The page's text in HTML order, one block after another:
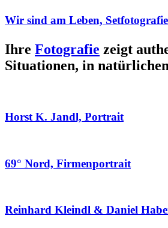
Wir sind am Leben, Setfotografie
Ihre Fotografie zeigt
Situationen, in
Horst K. Jandl, Portrait
69° Nord, Firmenportrait
Reinhard Kleindl & Daniel